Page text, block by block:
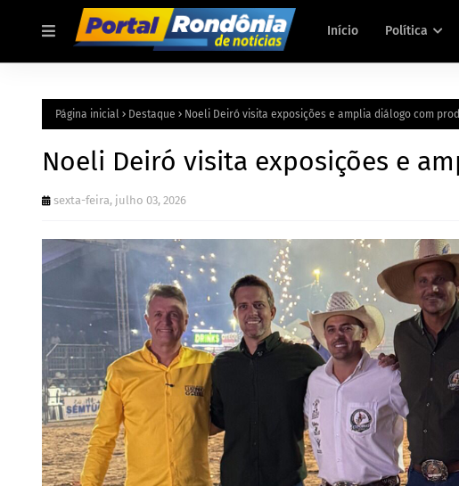
Início Política
Página inicial Destaque Noeli Deiró visita exposições e amplia diálogo com
Noeli Deiró visita exposições e
sexta-feira, julho 03, 2026